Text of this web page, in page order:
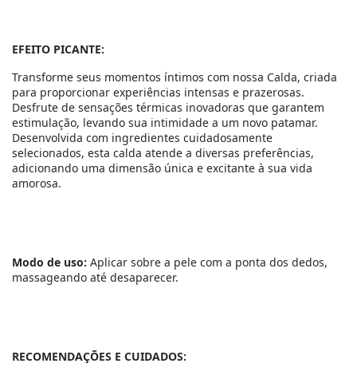
EFEITO PICANTE:
Transforme seus momentos íntimos com nossa Calda, criada
para proporcionar experiências intensas e prazerosas.
Desfrute de sensações térmicas inovadoras que garantem
estimulação, levando sua intimidade a um novo patamar.
Desenvolvida com ingredientes cuidadosamente
selecionados, esta calda atende a diversas preferências,
adicionando uma dimensão única e excitante à sua vida
amorosa.
Modo de uso: Aplicar sobre a pele com a ponta dos dedos,
massageando até desaparecer.
RECOMENDAÇÕES E CUIDADOS: